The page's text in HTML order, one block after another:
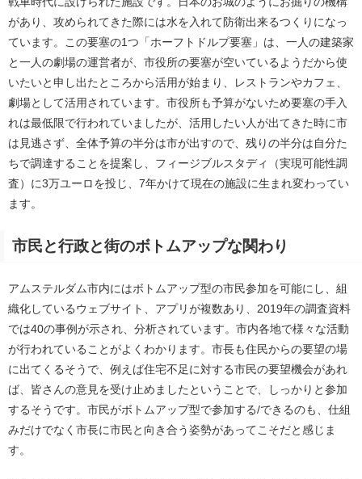
があり、攻められてきた際には水を入れて防衛出来るつくりになっ
ています。この要塞の1つ「ホーフトドルプ要塞」は、一人の建築家
と一人の劇場の運営者が、市役所の要塞が空いているようだから使
いたいと申し出たところから活用が始まり、レストランやカフェ、
劇場として活用されています。市役所も予算がないため要塞の手入
れは最低限で行われていましたが、活用したい人が出てきた時に市
は見逃さず、全体予算の半分は市が出すので、残りの半分は自分た
ちで調達することを提案し、フィージブルスタディ（実現可能性調
査）に3万ユーロを投じ、7年かけて現在の施設に生まれ変わってい
ます。
市民と行政と街のボトムアップな関わり
アムステルダム市内にはボトムアップ型の市民参加を可能にし、組
織化しているウェブサイト、アプリが複数あり、2019年の調査資料
では40の事例が示され、分析されています。市内各地で様々な活動
が行われていることがよくわかります。市長も住民からの要望の場
に出てくるそうで、例えば住宅不足に対する市民の要望機会があれ
ば、皆さんの意見を受け止めましたということで、しっかりと参加
するそうです。市民がボトムアップ型で参加する/できるのも、仕組
みだけでなく市長に市民と向き合う姿勢があってこそだと感じま
す。